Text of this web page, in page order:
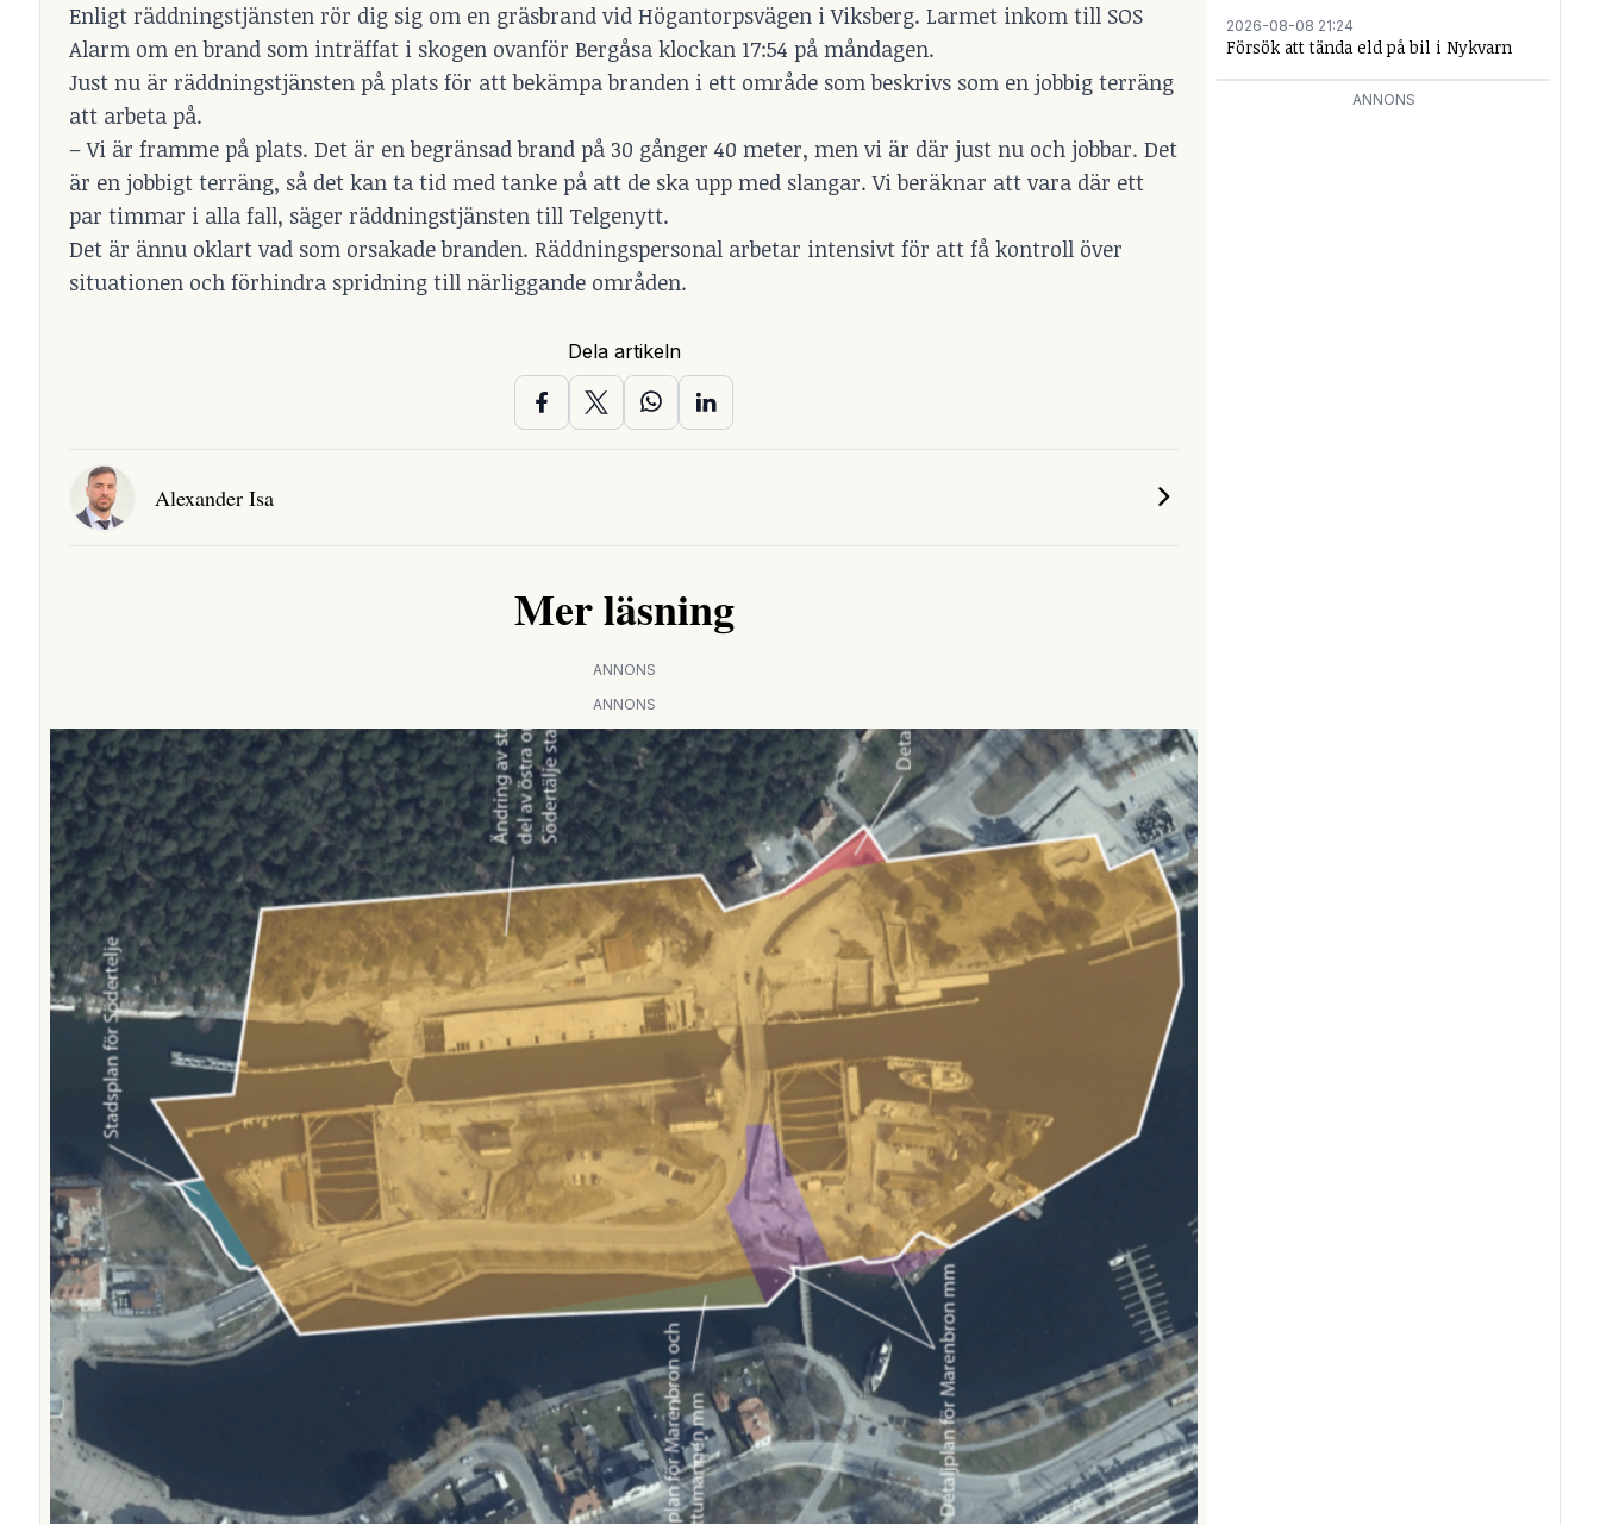
Enligt räddningstjänsten rör dig sig om en gräsbrand vid Högantorpsvägen i Viksberg. Larmet inkom till SOS
Alarm om en brand som inträffat i skogen ovanför Bergåsa klockan 17:54 på måndagen.
Just nu är räddningstjänsten på plats för att bekämpa branden i ett område som beskrivs som en jobbig terräng
att arbeta på.
– Vi är framme på plats. Det är en begränsad brand på 30 gånger 40 meter, men vi är där just nu och jobbar. Det
är en jobbigt terräng, så det kan ta tid med tanke på att de ska upp med slangar. Vi beräknar att vara där ett
par timmar i alla fall, säger räddningstjänsten till Telgenytt.
Det är ännu oklart vad som orsakade branden. Räddningspersonal arbetar intensivt för att få kontroll över
situationen och förhindra spridning till närliggande områden.
Dela artikeln
Alexander Isa
Mer läsning
ANNONS
ANNONS
2026-08-08 21:24
Försök att tända eld på bil i Nykvarn
ANNONS